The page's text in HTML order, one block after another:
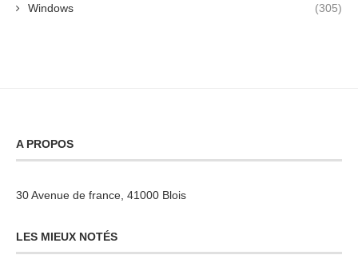
Windows (305)
A PROPOS
30 Avenue de france, 41000 Blois
LES MIEUX NOTÉS